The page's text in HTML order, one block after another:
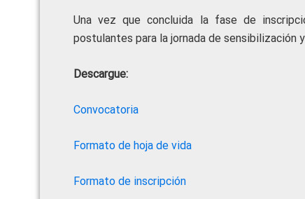
Una vez que concluida la fase de
postulantes para la jornada de sensibilización
Descargue:
Convocatoria
Formato de hoja de vida
Formato de inscripción